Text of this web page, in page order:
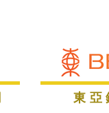
東亞